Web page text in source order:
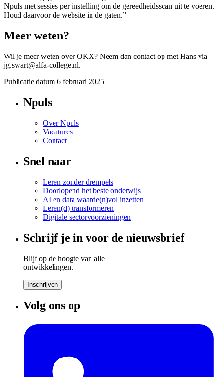
Npuls met sessies per instelling om de gereedheidsscan uit te voeren.
Houd daarvoor de website in de gaten.”
Meer weten?
Wil je meer weten over OKX? Neem dan contact op met Hans via
jg.swart@alfa-college.nl.
Publicatie datum 6 februari 2025
Npuls
Over Npuls
Vacatures
Contact
Snel naar
Leren zonder drempels
Doorlopend het beste onderwijs
AI en data waarde(n)vol inzetten
Leren(d) transformeren
Digitale sectorvoorzieningen
Schrijf je in voor de nieuwsbrief
Blijf op de hoogte van alle
ontwikkelingen.
Inschrijven
Volg ons op